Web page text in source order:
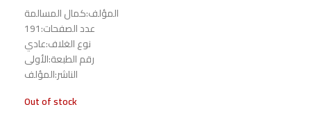
المؤلف:كمال المسالمة
عدد الصفحات:191
نوع الغلاف:عادي
رقم الطبعة:الأولى
الناشر:المؤلف
Out of stock